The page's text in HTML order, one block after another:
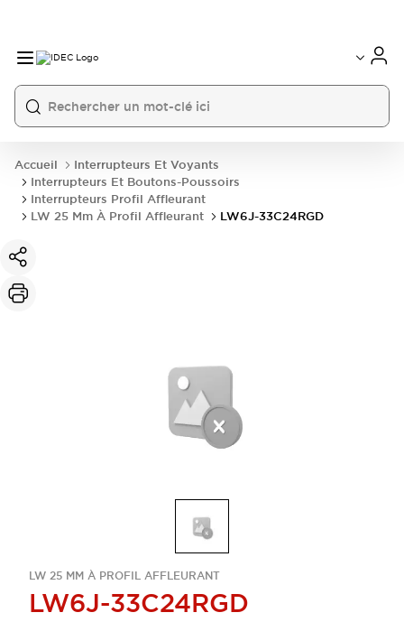
Accueil
Interrupteurs Et Voyants
Interrupteurs Et Boutons-Poussoirs
Interrupteurs Profil Affleurant
LW 25 Mm À Profil Affleurant
LW6J-33C24RGD
LW 25 MM À PROFIL AFFLEURANT
LW6J-33C24RGD